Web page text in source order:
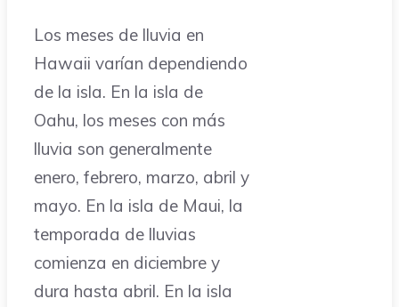
Los meses de lluvia en
Hawaii varían dependiendo
de la isla. En la isla de
Oahu, los meses con más
lluvia son generalmente
enero, febrero, marzo, abril y
mayo. En la isla de Maui, la
temporada de lluvias
comienza en diciembre y
dura hasta abril. En la isla